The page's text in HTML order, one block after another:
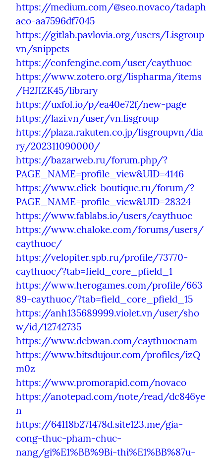
https://medium.com/@seo.novaco/tadaph
aco-aa7596df7045
https://gitlab.pavlovia.org/users/Lisgroup
vn/snippets
https://confengine.com/user/caythuoc
https://www.zotero.org/lispharma/items
/H2JIZK45/library
https://uxfol.io/p/ea40e72f/new-page
https://lazi.vn/user/vn.lisgroup
https://plaza.rakuten.co.jp/lisgroupvn/dia
ry/202311090000/
https://bazarweb.ru/forum.php/?
PAGE_NAME=profile_view&UID=4146
https://www.click-boutique.ru/forum/?
PAGE_NAME=profile_view&UID=28324
https://www.fablabs.io/users/caythuoc
https://www.chaloke.com/forums/users/
caythuoc/
https://velopiter.spb.ru/profile/73770-
caythuoc/?tab=field_core_pfield_1
https://www.herogames.com/profile/663
89-caythuoc/?tab=field_core_pfield_15
https://anh135689999.violet.vn/user/sho
w/id/12742735
https://www.debwan.com/caythuocnam
https://www.bitsdujour.com/profiles/izQ
m0z
https://www.promorapid.com/novaco
https://anotepad.com/note/read/dc846ye
n
https://64118b271478d.site123.me/gia-
cong-thuc-pham-chuc-
nang/gi%E1%BB%9Bi-thi%E1%BB%87u-